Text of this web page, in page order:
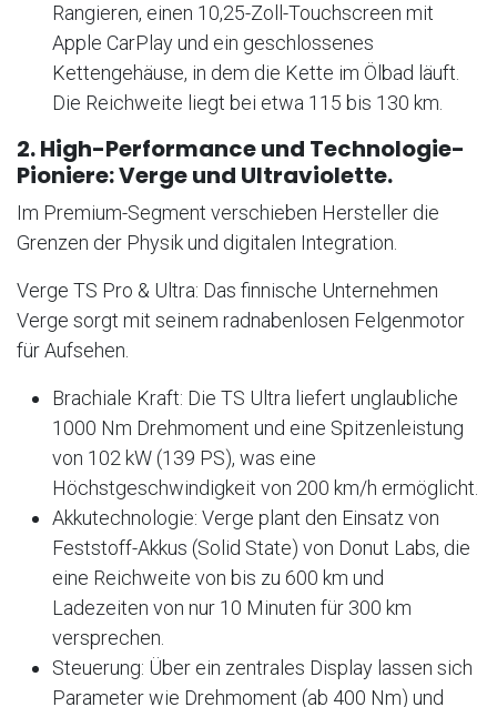
Rangieren, einen 10,25-Zoll-Touchscreen mit
Apple CarPlay und ein geschlossenes
Kettengehäuse, in dem die Kette im Ölbad läuft.
Die Reichweite liegt bei etwa 115 bis 130 km.
2. High-Performance und Technologie-
Pioniere: Verge und Ultraviolette.
Im Premium-Segment verschieben Hersteller die
Grenzen der Physik und digitalen Integration.
Verge TS Pro & Ultra: Das finnische Unternehmen
Verge sorgt mit seinem radnabenlosen Felgenmotor
für Aufsehen.
Brachiale Kraft: Die TS Ultra liefert unglaubliche
1000 Nm Drehmoment und eine Spitzenleistung
von 102 kW (139 PS), was eine
Höchstgeschwindigkeit von 200 km/h ermöglicht.
Akkutechnologie: Verge plant den Einsatz von
Feststoff-Akkus (Solid State) von Donut Labs, die
eine Reichweite von bis zu 600 km und
Ladezeiten von nur 10 Minuten für 300 km
versprechen.
Steuerung: Über ein zentrales Display lassen sich
Parameter wie Drehmoment (ab 400 Nm) und